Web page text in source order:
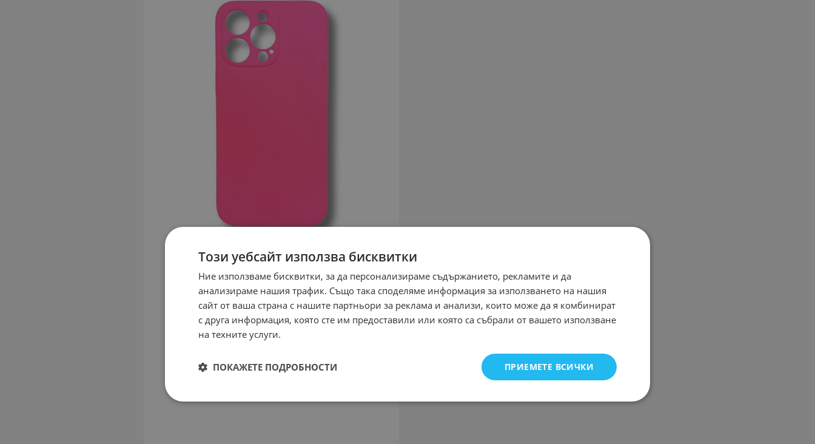
Този уебсайт използва бисквитки
Ние използваме бисквитки, за да персонализираме съдържанието, рекламите и да
анализираме нашия трафик. Също така споделяме информация за използването на нашия
сайт от ваша страна с нашите партньори за реклама и анализи, които може да я комбинират
с друга информация, която сте им предоставили или която са събрали от вашето използване
на техните услуги.
ПРИЕМЕТЕ ВСИЧКИ
ПОКАЖЕТЕ ПОДРОБНОСТИ